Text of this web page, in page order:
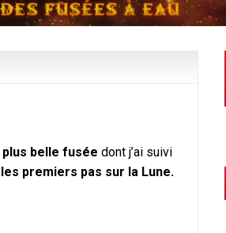
plus belle fusée dont j’ai suivi
les premiers pas sur la Lune.